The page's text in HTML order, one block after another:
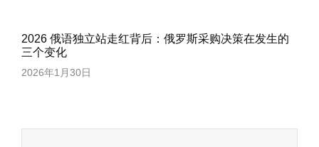
2026 俄语独立站走红背后：俄罗斯采购决策在发生的
三个变化
2026年1月30日